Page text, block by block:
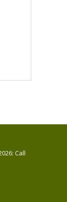
Call